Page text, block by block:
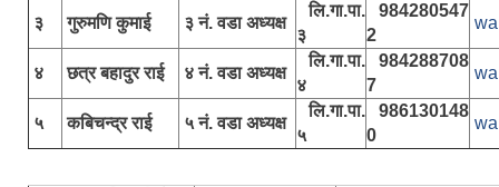
३
गुरुमणि कुमाई ३ नं. वडा अध्यक्ष
लि.गा.पा.
३
984280547
2
४ छत्र बहादुर राई ४ नं. वडा अध्यक्ष
लि.गा.पा.
४
984288708
7
५ कबिचन्द्र राई ५ नं. वडा अध्यक्ष
लि.गा.पा.
५
986130148
0